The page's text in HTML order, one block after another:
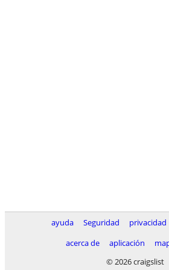
ayuda Seguridad privacidad
acerca de
aplicación
© 2026 craigslist